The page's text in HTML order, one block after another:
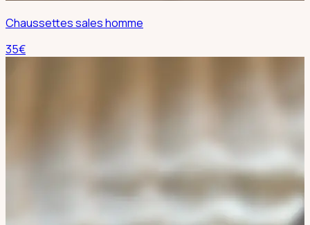
Chaussettes sales homme
35€